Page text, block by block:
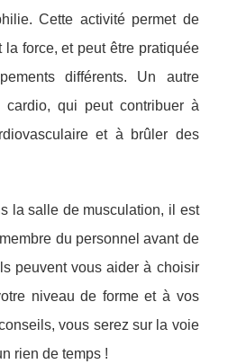
Cette activité permet de
force, et peut être pratiquée
différents. Un autre
qui peut contribuer à
et à brûler des
la salle de musculation, il est
du personnel avant de
peuvent vous aider à choisir
niveau de forme et à vos
vous serez sur la voie
rien de temps !